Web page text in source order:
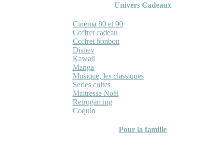
Univers Cadeaux
Cinéma 80 et 90
Coffret cadeau
Coffret bonbon
Disney
Kawaii
Manga
Musique, les classiques
Series cultes
Maitresse Noël
Retrogaming
Coquin
Pour la famille